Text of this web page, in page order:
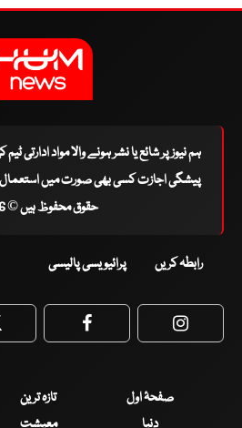
ہم نیوز پر شائع یا نشر ہونے والا مواد ادارتی
پیشگی اجازت کسی بھی صورت میں استعمال
حقوق محفوظ ہیں © 2026
رابطہ کریں پرائیویسی پالیسی
Facebook
صفحۂ اول تازہ ترین